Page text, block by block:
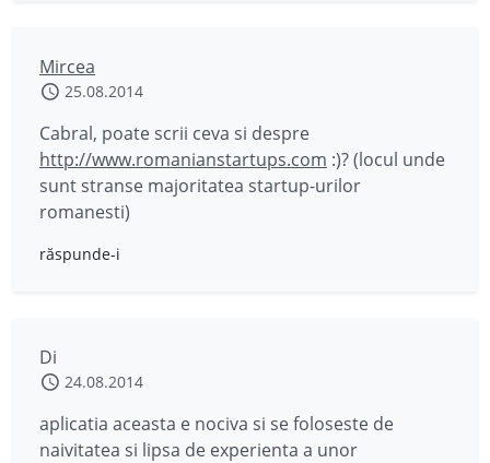
Mircea
25.08.2014
Cabral, poate scrii ceva si despre
http://www.romanianstartups.com :)? (locul unde
sunt stranse majoritatea startup-urilor
romanesti)
răspunde-i
Di
24.08.2014
aplicatia aceasta e nociva si se foloseste de
naivitatea si lipsa de experienta a unor